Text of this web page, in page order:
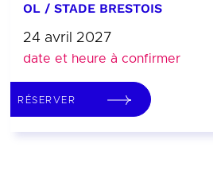
OL / STADE BRESTOIS
24 avril 2027
date et heure à confirmer
RÉSERVER